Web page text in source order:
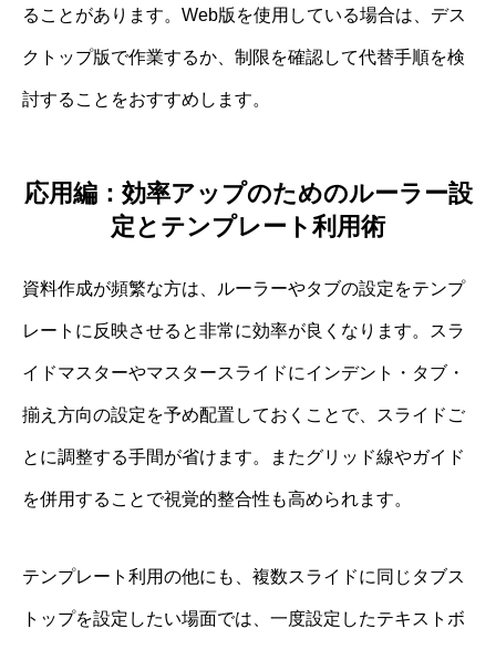
ることがあります。Web版を使用している場合は、デス
クトップ版で作業するか、制限を確認して代替手順を検
討することをおすすめします。
応用編：効率アップのためのルーラー設
定とテンプレート利用術
資料作成が頻繁な方は、ルーラーやタブの設定をテンプ
レートに反映させると非常に効率が良くなります。スラ
イドマスターやマスタースライドにインデント・タブ・
揃え方向の設定を予め配置しておくことで、スライドご
とに調整する手間が省けます。またグリッド線やガイド
を併用することで視覚的整合性も高められます。
テンプレート利用の他にも、複数スライドに同じタブス
トップを設定したい場面では、一度設定したテキストボ